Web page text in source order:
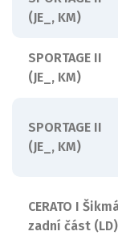
(JE_, KM)
SPORTAGE II
(JE_, KM)
SPORTAGE II
(JE_, KM)
CERATO I
zadní část (LD)